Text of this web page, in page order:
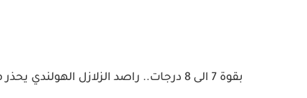
بقوة 7 الى 8 درجات.. راصد الزلازل الهولندي يحذر من الأيام القليلة القادمة